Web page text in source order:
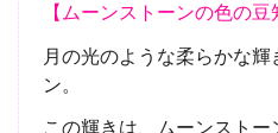
【ムーンストーンの色の豆
月の光のような柔らかな
ン。
この輝きは、ムーンスト